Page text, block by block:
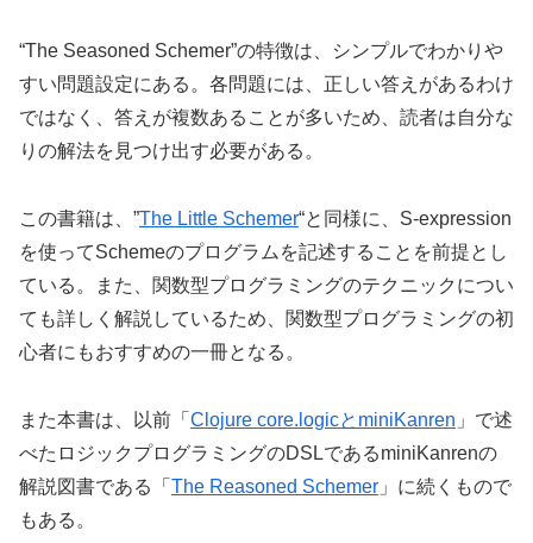
“The Seasoned Schemer”の特徴は、シンプルでわかりや
すい問題設定にある。各問題には、正しい答えがあるわけ
ではなく、答えが複数あることが多いため、読者は自分な
りの解法を見つけ出す必要がある。
この書籍は、”The Little Schemer“と同様に、S-expression
を使ってSchemeのプログラムを記述することを前提とし
ている。また、関数型プログラミングのテクニックについ
ても詳しく解説しているため、関数型プログラミングの初
心者にもおすすめの一冊となる。
また本書は、以前「 Clojure core.logicとminiKanren 」で述
べたロジックプログラミングのDSLであるminiKanrenの
解説図書である「 The Reasoned Schemer 」に続くもので
もある。